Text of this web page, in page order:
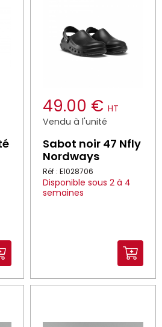
49.00 € HT
Vendu à l'unité
Sabot noir 47 Nfly
Nordways
Réf : E1028706
Disponible sous 2 à 4
semaines